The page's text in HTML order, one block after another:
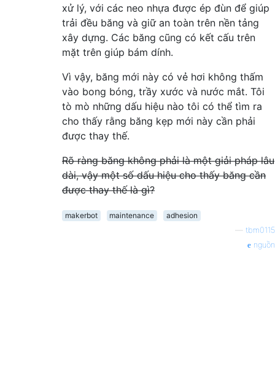
xử lý, với các neo nhựa được ép đùn để giúp
trải đều băng và giữ an toàn trên nền tảng
xây dựng. Các băng cũng có kết cấu trên
mặt trên giúp bám dính.
Vì vậy, băng mới này có vẻ hơi không thấm
vào bong bóng, trầy xước và nước mắt. Tôi
tò mò những dấu hiệu nào tôi có thể tìm ra
cho thấy rằng băng kẹp mới này cần phải
được thay thế.
Rõ ràng băng không phải là một giải pháp lâu
dài, vậy một số dấu hiệu cho thấy băng cần
được thay thế là gì?
makerbot maintenance
adhesion
tbm0115
nguồn